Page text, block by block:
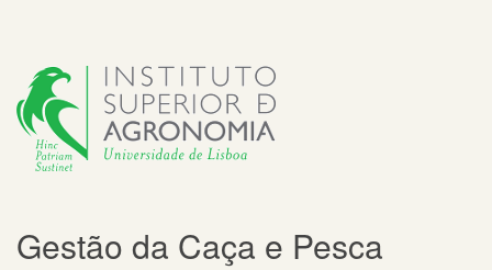
Gestão da Caça e Pesca